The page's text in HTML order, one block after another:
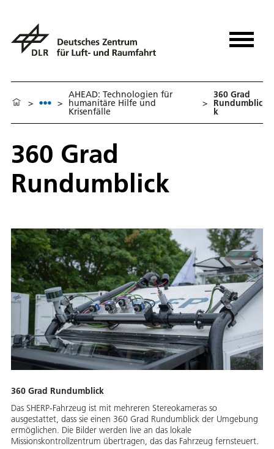
> >
AHEAD: Technologien für
humanitäre Hilfe und
Krisenfälle
>
360 Grad
Rundumblic
k
360 Grad
Rundumblick
360 Grad Rundumblick
Das SHERP-Fahrzeug ist mit mehreren Stereokameras so
ausgestattet, dass sie einen 360 Grad Rundumblick der Umgebung
ermöglichen. Die Bilder werden live an das lokale
Missionskontrollzentrum übertragen, das das Fahrzeug fernsteuert.